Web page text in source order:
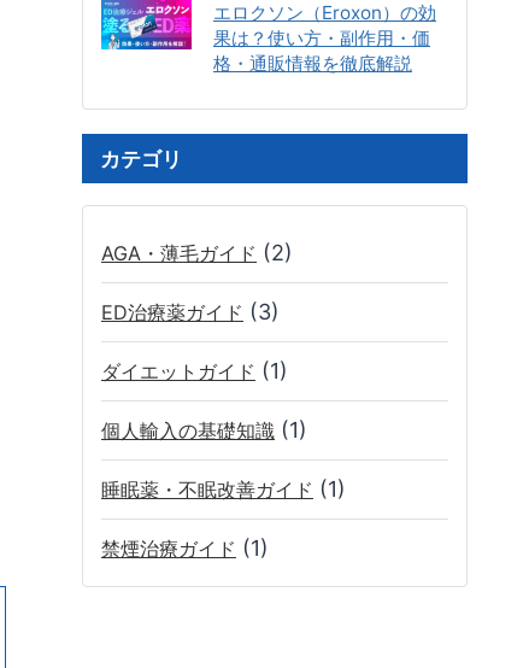
エロクソン（Eroxon）の効
果は？使い方・副作用・価
格・通販情報を徹底解説
カテゴリ
AGA・薄毛ガイド (2)
ED治療薬ガイド (3)
ダイエットガイド (1)
個人輸入の基礎知識 (1)
睡眠薬・不眠改善ガイド (1)
禁煙治療ガイド (1)